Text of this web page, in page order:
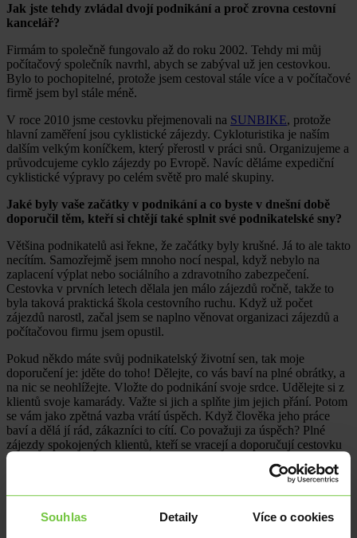
Souhlas Detaily Více o cookies
Jak jste tehdy zvládal dvojí podnikání a proč zrovna cestovní
kancelář?
Firmám to společně fungovalo až do roku 2002. Tehdy mi můj
počítačový společník navrhl, abych se zabýval už jen cestovkou.
Bylo to pochopitelné, protože jsem cestoval stále více a v počítačové
firmě jsem byl stále méně.
V roce 2010 jsme cestovku přejmenovali na SUNBIKE, protože
hlavní zaměření jsou cyklistické zájezdy. Cykloturistika je naším
dalším velkým koníčkem, který přerostl v práci snů. Organizujeme a
průvodcujeme cyklo zájezdy po Evropě. Navíc děláme expediční
cyklistické výpravy po celém světě pro malé skupiny.
Jaké byly vaše začátky v podnikání a co byste v dnešní době
doporučil těm, kteří si chtějí také splnit své podnikatelské sny?
Většina podnikatelů asi řekne, že začátky byly krušné. Já to ale takto
necítím. Samozřejmě jsem mnoho nocí nespal, když nebylo na
zaplacení výplat nebo sociálního a zdravotního zabezpečení.
Cestovka v prvních letech dělala jen málo zájezdů ročně, takže to
byla taková praktická škola cestovního ruchu. Když už počet
zájezdů narostl, začal jsem se naplno věnovat organizaci zájezdů a
počítačovou firmu jsem opustil.
Pokud někdo máte svůj podnikatelský životní sen, tak moje
doporučení je: jděte do toho! Dělejte, co vás baví na plné obrátky, a
na nic se neohlížejte. Vložte do podnikání svoje srdce. Udělejte si z
klientů svoje kamarády. Važte si jich a splňte jim jejich přání. Potom
se vám jako zpětná vazba vrátí úspěch. Když člověka jeho práce
baví a dělá jí rád, zákazníci to cítí. Co považuji za úspěch? Plné
zájezdy spokojených klientů, kteří se vracejí a doporučují cestovku
dalším kamarádům.
ekonomiky. Dělá vaše firma nějaké kroky proto, aby rok 2023
zvládla bez dopadů recese?